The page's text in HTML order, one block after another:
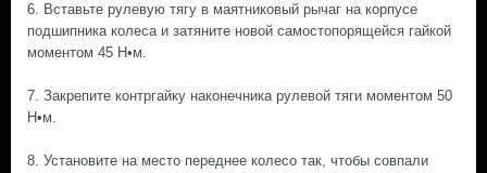
6. Вставьте рулевую тягу в маятниковый рычаг на корпусе
подшипника колеса и затяните новой самостопорящейся гайкой
моментом 45 Н•м.
7. Закрепите контргайку наконечника рулевой тяги моментом 50
Н•м.
8. Установите на место переднее колесо так, чтобы совпали